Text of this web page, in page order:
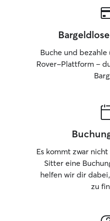
Buche und
Rover-Plattform –
Es kommt zwar
Sitter eine
helfen wir dir
zu